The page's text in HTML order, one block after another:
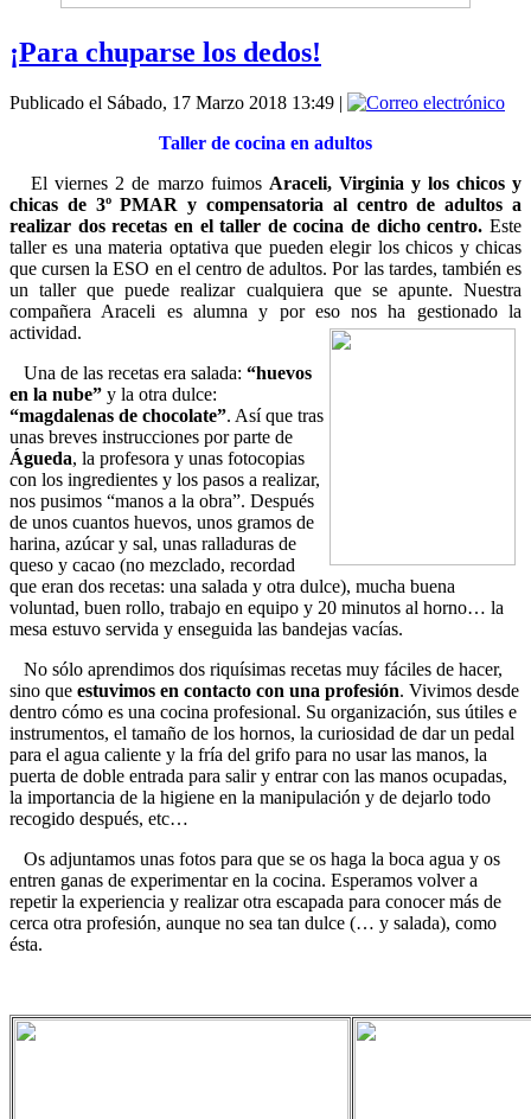
¡Para chuparse los dedos!
Publicado el Sábado, 17 Marzo 2018 13:49 |
Taller de cocina en adultos
El viernes 2 de marzo fuimos Araceli, Virginia y los chicos y
chicas de 3º PMAR y compensatoria al centro de adultos a
realizar dos recetas en el taller de cocina de dicho centro. Este
taller es una materia optativa que pueden elegir los chicos y chicas
que cursen la ESO en el centro de adultos. Por las tardes, también es
un taller que puede realizar cualquiera que se apunte. Nuestra
compañera Araceli es alumna y por eso nos ha gestionado la
actividad.
Una de las recetas era salada: “huevos
en la nube” y la otra dulce:
“magdalenas de chocolate”. Así que tras
unas breves instrucciones por parte de
Águeda, la profesora y unas fotocopias
con los ingredientes y los pasos a realizar,
nos pusimos “manos a la obra”. Después
de unos cuantos huevos, unos gramos de
harina, azúcar y sal, unas ralladuras de
queso y cacao (no mezclado, recordad
que eran dos recetas: una salada y otra dulce), mucha buena
voluntad, buen rollo, trabajo en equipo y 20 minutos al horno… la
mesa estuvo servida y enseguida las bandejas vacías.
No sólo aprendimos dos riquísimas recetas muy fáciles de hacer,
sino que estuvimos en contacto con una profesión. Vivimos desde
dentro cómo es una cocina profesional. Su organización, sus útiles e
instrumentos, el tamaño de los hornos, la curiosidad de dar un pedal
para el agua caliente y la fría del grifo para no usar las manos, la
puerta de doble entrada para salir y entrar con las manos ocupadas,
la importancia de la higiene en la manipulación y de dejarlo todo
recogido después, etc…
Os adjuntamos unas fotos para que se os haga la boca agua y os
entren ganas de experimentar en la cocina. Esperamos volver a
repetir la experiencia y realizar otra escapada para conocer más de
cerca otra profesión, aunque no sea tan dulce (… y salada), como
ésta.